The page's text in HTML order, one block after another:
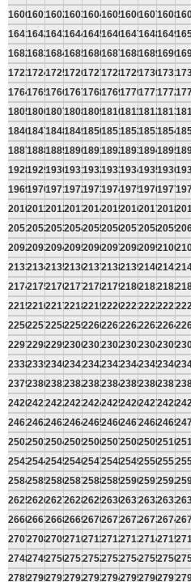
160016011602160316041605160616071608
164116421643164416451646164716481649
168216831684168516861687168816891690
172317241725172617271728172917301731
176417651766176717681769177017711772
180518061807180818091810181118121813
184618471848184918501851185218531854
188718881889189018911892189318941895
192819291930193119321933193419351936
196919701971197219731974197519761977
201020112012201320142015201620172018
205120522053205420552056205720582059
209220932094209520962097209820992100
213321342135213621372138213921402141
217421752176217721782179218021812182
221522162217221822192220222122222223
225622572258225922602261226222632264
229722982299230023012302230323042305
233823392340234123422343234423452346
237923802381238223832384238523862387
242024212422242324242425242624272428
246124622463246424652466246724682469
250225032504250525062507250825092510
254325442545254625472548254925502551
258425852586258725882589259025912592
262526262627262826292630263126322633
266626672668266926702671267226732674
270727082709271027112712271327142715
274827492750275127522753275427552756
278927902791279227932794279527962797